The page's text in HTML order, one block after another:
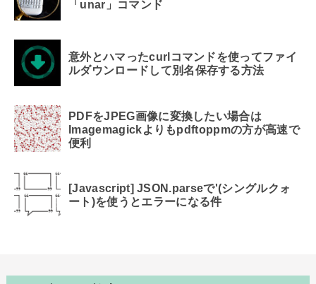
「unar」コマンド
意外とハマったcurlコマンドを使ってファイ
ルダウンロードして別名保存する方法
PDFをJPEG画像に変換したい場合は
Imagemagickよりもpdftoppmの方が高速で
便利
[Javascript] JSON.parseで'(シングルクォ
ート)を使うとエラーになる件